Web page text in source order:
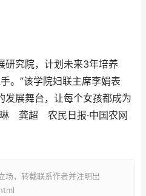
究院，计划未来3年培养
。”该学院妇联主席李娟表
发展舞台，让每个女孩都成为
琳 龚超 农民日报·中国农网
场，转载联系作者并注明出